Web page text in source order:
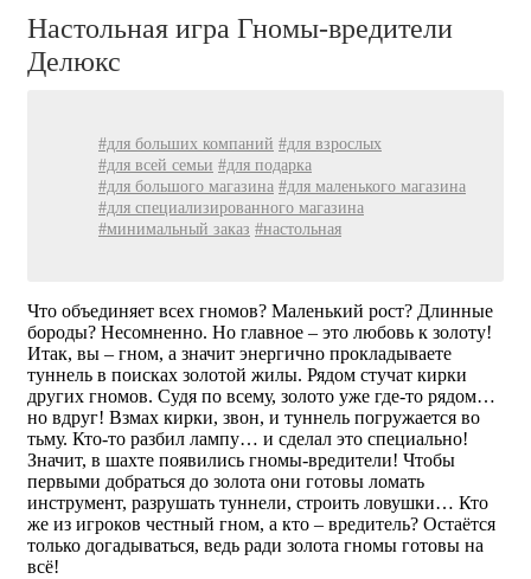
Настольная игра Гномы-вредители
Делюкс
#для больших компаний #для взрослых
#для всей семьи #для подарка
#для большого магазина #для маленького магазина
#для специализированного магазина
#минимальный заказ #настольная
Что объединяет всех гномов? Маленький рост? Длинные
бороды? Несомненно. Но главное – это любовь к золоту!
Итак, вы – гном, а значит энергично прокладываете
туннель в поисках золотой жилы. Рядом стучат кирки
других гномов. Судя по всему, золото уже где-то рядом…
но вдруг! Взмах кирки, звон, и туннель погружается во
тьму. Кто-то разбил лампу… и сделал это специально!
Значит, в шахте появились гномы-вредители! Чтобы
первыми добраться до золота они готовы ломать
инструмент, разрушать туннели, строить ловушки… Кто
же из игроков честный гном, а кто – вредитель? Остаётся
только догадываться, ведь ради золота гномы готовы на
всё!